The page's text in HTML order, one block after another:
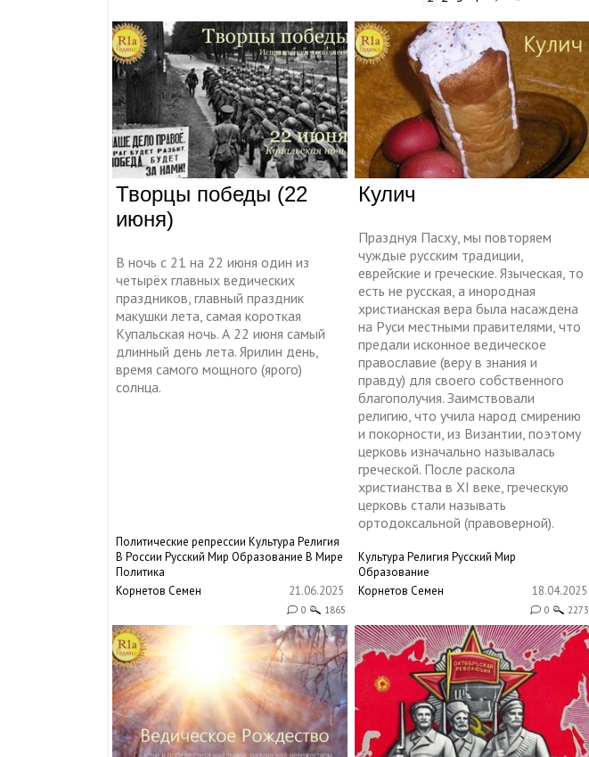
Творцы победы (22
июня)
В ночь с 21 на 22 июня один из
четырёх главных ведических
праздников, главный праздник
макушки лета, самая короткая
Купальская ночь. А 22 июня самый
длинный день лета. Ярилин день,
время самого мощного (ярого)
солнца.
Политические репрессии Культура Религия
В России Русский Мир Образование В Мире
Политика
Корнетов Семен
21.06.2025
0 1865
Кулич
Празднуя Пасху, мы повторяем
чуждые русским традиции,
еврейские и греческие. Языческая, то
есть не русская, а инородная
христианская вера была насаждена
на Руси местными правителями, что
предали исконное ведическое
православие (веру в знания и
правду) для своего собственного
благополучия. Заимствовали
религию, что учила народ смирению
и покорности, из Византии, поэтому
церковь изначально называлась
греческой. После раскола
христианства в XI веке, греческую
церковь стали называть
ортодоксальной (правоверной).
Культура Религия Русский Мир
Образование
Корнетов Семен
18.04.2025
0 2273